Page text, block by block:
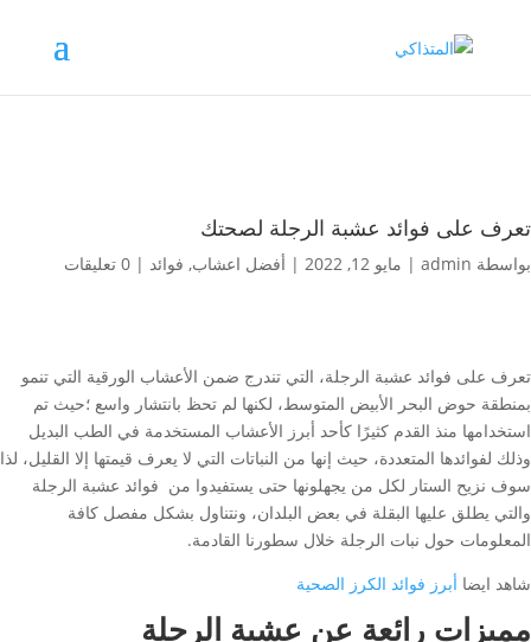
تعرف على فوائد عشبة الرجلة لصحتك
بواسطة admin
| مايو 12, 2022 | أفضل اعشاب, فوائد | 0 تعليقات
تعرف على فوائد عشبة الرجلة، التي تندرج ضمن الأعشاب الورقية التي تنمو
بمنطقة حوض البحر الأبيض المتوسط، لكنها لم تحظ بانتشار واسع ؛حيث تم
استخدامها منذ القدم كثيرًا كأحد أبرز الأعشاب المستخدمة في الطب البديل
وذلك لفوائدها المتعددة، حيث إنها من النباتات التي لا يعرف قيمتها إلا القليل، لذا
سوف نزيح الستار لكل من يجهلونها حتى يستفيدوا من فوائد عشبة الرجلة
والتي يطلق عليها البقلة في بعض البلدان، ونتناول بشكل مفصل كافة
المعلومات حول نبات الرجلة خلال سطورنا القادمة.
شاهد ايضا أبرز فوائد الكرز الصحية
مميزات رائعة عن عشبة الرجلة